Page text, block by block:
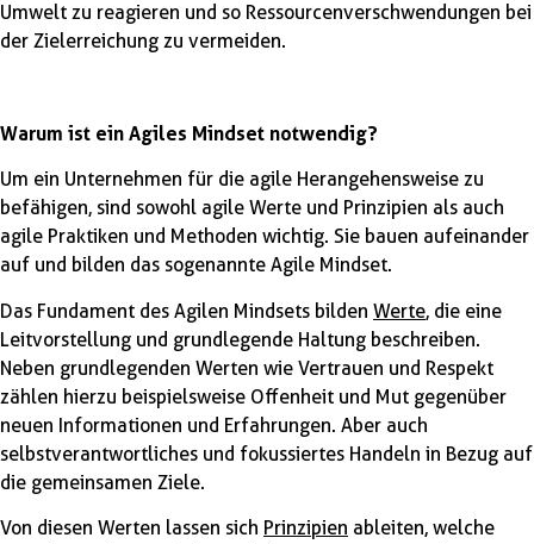
Umwelt zu reagieren und so Ressourcenverschwendungen bei
der Zielerreichung zu vermeiden.
Warum ist ein Agiles Mindset notwendig?
Um ein Unternehmen für die agile Herangehensweise zu
befähigen, sind sowohl agile Werte und Prinzipien als auch
agile Praktiken und Methoden wichtig. Sie bauen aufeinander
auf und bilden das sogenannte Agile Mindset.
Das Fundament des Agilen Mindsets bilden Werte, die eine
Leitvorstellung und grundlegende Haltung beschreiben.
Neben grundlegenden Werten wie Vertrauen und Respekt
zählen hierzu beispielsweise Offenheit und Mut gegenüber
neuen Informationen und Erfahrungen. Aber auch
selbstverantwortliches und fokussiertes Handeln in Bezug auf
die gemeinsamen Ziele.
Von diesen Werten lassen sich Prinzipien ableiten, welche